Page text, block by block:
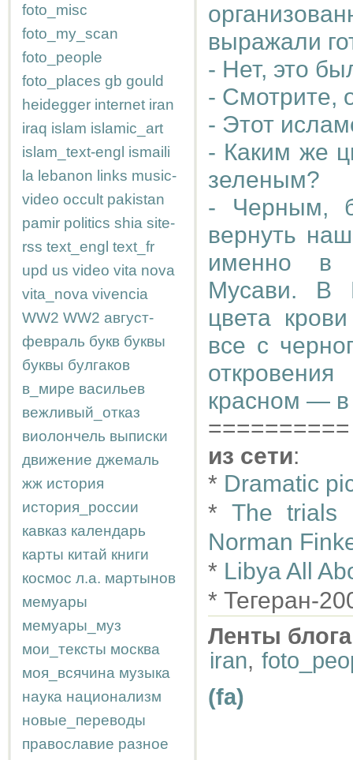
foto_misc
foto_my_scan
foto_people
foto_places gb gould
heidegger internet iran
iraq islam islamic_art
islam_text-engl ismaili
la lebanon links music-
video occult pakistan
pamir politics shia site-
rss text_engl text_fr
upd us video vita nova
vita_nova vivencia
WW2 WW2 август-
февраль букв буквы
буквы булгаков
в_мире васильев
вежливый_отказ
виолончель выписки
движение джемаль
жж история
история_россии
кавказ календарь
карты китай книги
космос л.а. мартынов
мемуары
мемуары_муз
мои_тексты москва
моя_всячина музыка
наука национализм
новые_переводы
православие разное
выражали
- Нет, это
- Смотрите,
- Этот
- Каким же
зеленым?
- Черным,
вернуть
именно в
Мусави. В
цвета
все с
красном — в
==========
из сети:
* Dramatic
* The trials
Norman
* Libya All
* Тегеран-
Ленты
iran,
(fa)